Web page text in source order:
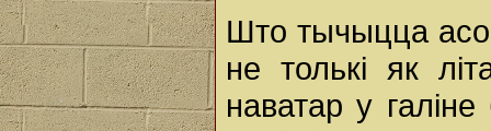
Што тычыцца
не толькі як
наватар у